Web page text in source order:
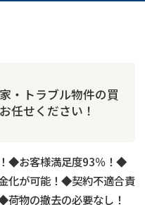
・トラブル物件の買
任せください！
◆お客様満足度93％！◆
化が可能！◆契約不適合責
物の撤去の必要なし！